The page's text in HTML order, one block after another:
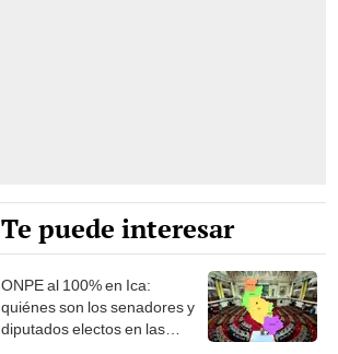
Te puede interesar
ONPE al 100% en Ica:
quiénes son los senadores y
diputados electos en las